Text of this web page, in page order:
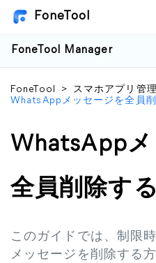
FoneTool
FoneTool Manager
FoneTool > スマホアプリ管
WhatsAppメッセージを全員
WhatsApp
全員削除す
このガイドでは、制限
メッセージを削除する